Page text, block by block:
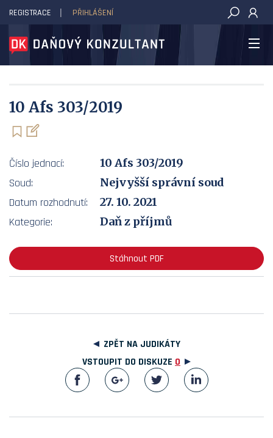
DAŇOVÝ KONZULTANT
REGISTRACE PŘIHLÁŠENÍ
10 Afs 303/2019
Číslo jednací:
10 Afs 303/2019
Soud:
Nejvyšší správní soud
Datum rozhodnutí:
27. 10. 2021
Kategorie:
Daň z příjmů
Stáhnout PDF
ZPĚT NA JUDIKÁTY
VSTOUPIT DO DISKUZE 0